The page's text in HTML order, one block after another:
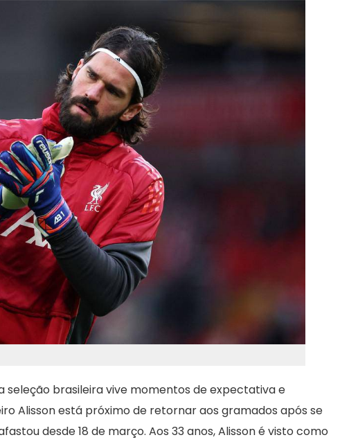
seleção brasileira vive momentos de expectativa e
Alisson está próximo de retornar aos gramados após se
desde 18 de março. Aos 33 anos, Alisson é visto como